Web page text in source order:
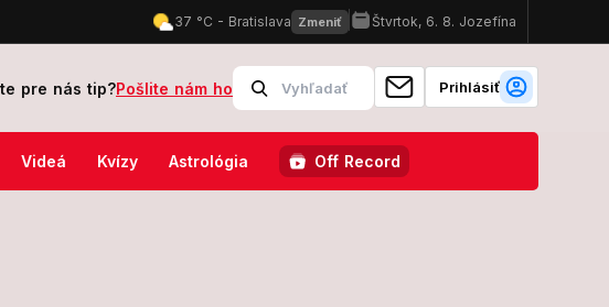
Vojna, ktorá zmetie starý svet! Nastolí nový poriadok? Slovensko pod
pre nás tip?Pošlite nám ho Prihlásiť
Videá Kvízy Astrológia Off Record